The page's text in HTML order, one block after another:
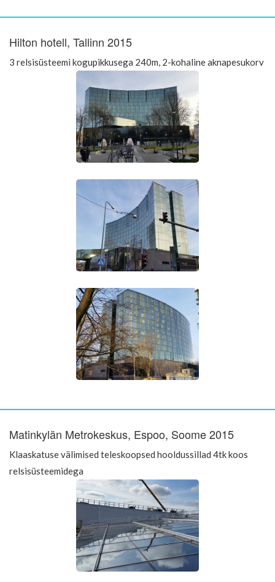
Hilton hotell, Tallinn 2015
3 relsisüsteemi kogupikkusega 240m, 2-kohaline aknapesukorv
Matinkylän Metrokeskus, Espoo, Soome 2015
Klaaskatuse välimised teleskoopsed hooldussillad 4tk koos
relsisüsteemidega